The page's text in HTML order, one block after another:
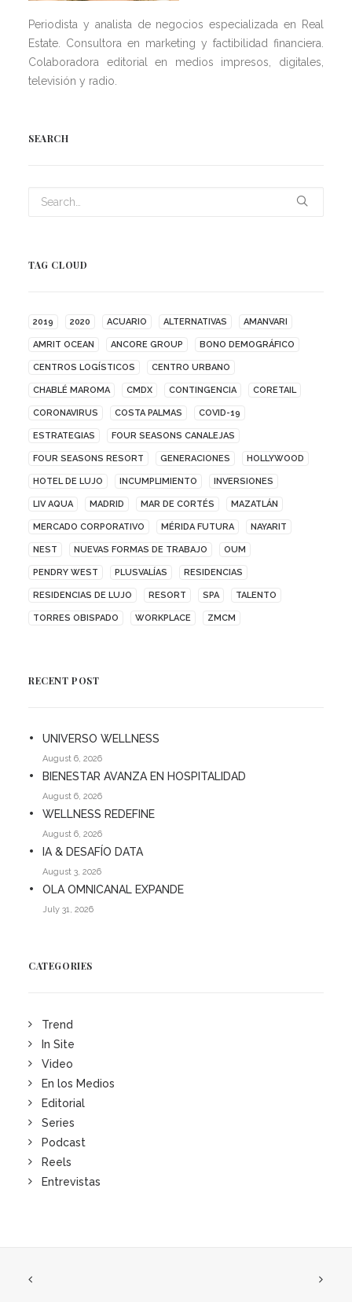
Periodista y analista de negocios especializada en Real
Estate. Consultora en marketing y factibilidad financiera.
Colaboradora editorial en medios impresos, digitales,
televisión y radio.
SEARCH
TAG CLOUD
2019 2020 ACUARIO ALTERNATIVAS AMANVARI
AMRIT OCEAN ANCORE GROUP BONO DEMOGRÁFICO
CENTROS LOGÍSTICOS CENTRO URBANO
CHABLÉ MAROMA CMDX CONTINGENCIA CORETAIL
CORONAVIRUS COSTA PALMAS COVID-19
ESTRATEGIAS FOUR SEASONS CANALEJAS
FOUR SEASONS RESORT GENERACIONES HOLLYWOOD
HOTEL DE LUJO INCUMPLIMIENTO INVERSIONES
LIV AQUA MADRID MAR DE CORTÉS MAZATLÁN
MERCADO CORPORATIVO MÉRIDA FUTURA NAYARIT
NEST NUEVAS FORMAS DE TRABAJO OUM
PENDRY WEST PLUSVALÍAS RESIDENCIAS
RESIDENCIAS DE LUJO RESORT SPA TALENTO
TORRES OBISPADO WORKPLACE ZMCM
RECENT POST
UNIVERSO WELLNESS
August 6, 2026
BIENESTAR AVANZA EN HOSPITALIDAD
August 6, 2026
WELLNESS REDEFINE
August 6, 2026
IA & DESAFÍO DATA
August 3, 2026
OLA OMNICANAL EXPANDE
July 31, 2026
CATEGORIES
Trend
In Site
Video
En los Medios
Editorial
Series
Podcast
Reels
Entrevistas